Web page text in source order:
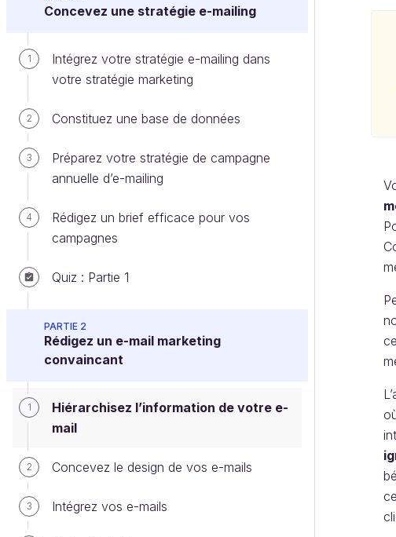
Concevez une stratégie e-mailing
1
Intégrez votre stratégie e-mailing dans
votre stratégie marketing
2 Constituez une base de données
3
Préparez votre stratégie de campagne
annuelle d’e-mailing
4
Rédigez un brief efficace pour vos
campagnes
Quiz : Partie 1
PARTIE 2
Rédigez un e-mail marketing
convaincant
1
Hiérarchisez l’information de votre e-
mail
2 Concevez le design de vos e-mails
3 Intégrez vos e-mails